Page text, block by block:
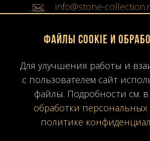
info@stone-
Мы в социальных сетях:
Youtube
Карта сайта
Политика конфиденциальности
Файлы Cookie и
Для улучшения работы и
с пользователем сайт
файлы. Подробности см. в
обработки
политике